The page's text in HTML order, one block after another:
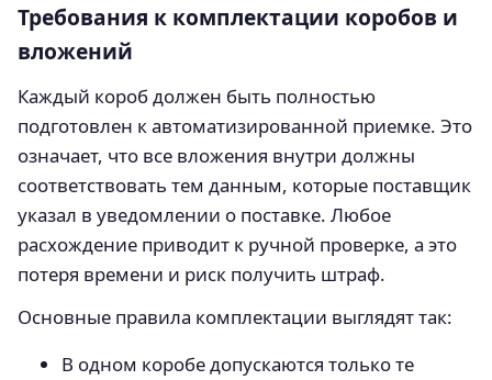
Требования к комплектации коробов и
вложений
Каждый короб должен быть полностью
подготовлен к автоматизированной приемке. Это
означает, что все вложения внутри должны
соответствовать тем данным, которые поставщик
указал в уведомлении о поставке. Любое
расхождение приводит к ручной проверке, а это
потеря времени и риск получить штраф.
Основные правила комплектации выглядят так:
В одном коробе допускаются только те